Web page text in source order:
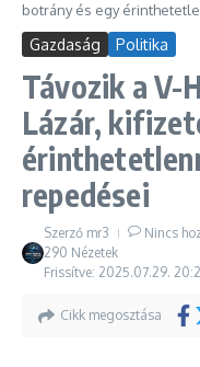
botrány és egy
Gazdaság Politika
Távozik a V-
Lázár,
repedései
Szerző mr3 Nincs
290 Nézetek
Frissítve: 2025.07.29.
Cikk megosztása